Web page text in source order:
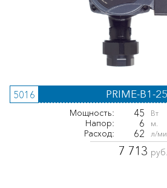
5016 PRIME-B1-
Мощность: 45 Вт
Напор: 6 м.
Расход: 62 л/
7 713 руб.